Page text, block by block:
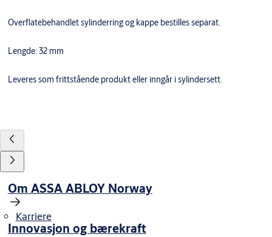
Overflatebehandlet sylinderring og kappe bestilles separat.
Lengde: 32 mm
Leveres som frittstående produkt eller inngår i sylindersett.
Om ASSA ABLOY Norway
Karriere
Innovasjon og bærekraft